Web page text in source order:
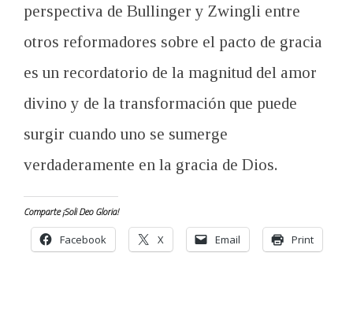
perspectiva de Bullinger y Zwingli entre
otros reformadores sobre el pacto de gracia
es un recordatorio de la magnitud del amor
divino y de la transformación que puede
surgir cuando uno se sumerge
verdaderamente en la gracia de Dios.
Comparte ¡Soli Deo Gloria!
Facebook X Email Print